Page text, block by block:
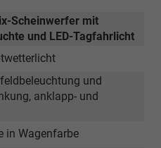
Scheinwerfer mit
und LED-Tagfahrlicht
und
anklapp- und
in Wagenfarbe